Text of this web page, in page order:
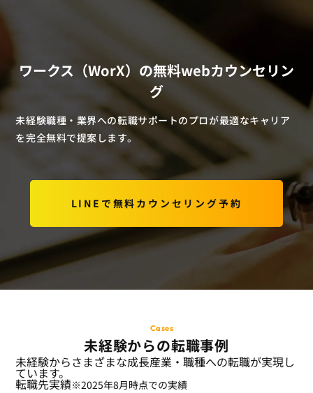
ワークス（WorX）の無料webカウンセリン
グ
未経験職種・業界への転職サポートのプロが最適なキャリア
を完全無料で提案します。
LINEで無料カウンセリング予約
Cases
未経験からの転職事例
未経験からさまざまな成長産業・職種への転職が実現し
ています。
転職先実績※2025年8月時点での実績